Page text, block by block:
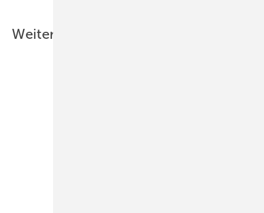
Weitere Inhalte